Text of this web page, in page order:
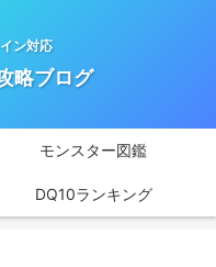
ン対応
略ブログ
モンスター図鑑
DQ10ランキング